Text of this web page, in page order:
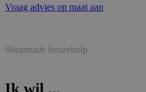
Vraag advies op maat aan
Shopmade keuzehulp